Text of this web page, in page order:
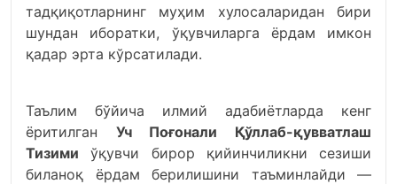
тадқиқотларнинг муҳим хулосаларидан бири
шундан иборатки, ўқувчиларга ёрдам имкон
қадар эрта кўрсатилади.
Таълим бўйича илмий адабиётларда кенг
ёритилган Уч Поғонали Қўллаб-қувватлаш
Тизими ўқувчи бирор қийинчиликни сезиши
биланоқ ёрдам берилишини таъминлайди —